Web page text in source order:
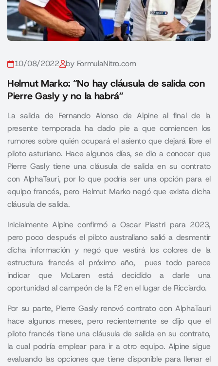
10/08/2022 by FormulaNitro.com
Helmut Marko: “No hay cláusula de salida con
Pierre Gasly y no la habrá”
La salida de Fernando Alonso de Alpine al final de la
presente temporada ha dado pie a que comiencen los
rumores sobre quién ocupará el asiento que dejará libre el
piloto asturiano. Hace algunos días, se dio a conocer que
Pierre Gasly tiene una cláusula de salida en su contrato
con AlphaTauri, por lo que podría ser una opción para el
equipo francés, pero Helmut Marko negó que exista dicha
cláusula de salida.
Inicialmente Alpine confirmó a Oscar Piastri para 2023,
pero poco después el piloto australiano salió a desmentir
dicha información y negó que vestirá los colores de la
estructura francés el próximo año, pues todo parece
indicar que McLaren está decidido a darle una
oportunidad al campeón de la F2 en el lugar de Ricciardo.
Por su parte, Pierre Gaslyrenovó contrato con AlphaTauri
hace algunos meses, pero recientemente se dijo que el
piloto francés tiene una cláusula de salida en su contrato,
la cual podría emplear para ir a otro equipo. Alpine sigue
evaluando las opciones que tiene disponible para llenar el